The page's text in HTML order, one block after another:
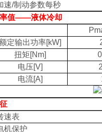
速/制动参数每秒
值——液体冷却
定输出功率[kW]
扭矩[Nm]
电压[V]
电流[A]
速表
机保护